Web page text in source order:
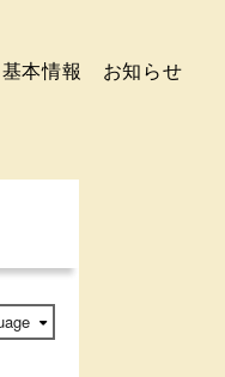
基本情報 お知らせ